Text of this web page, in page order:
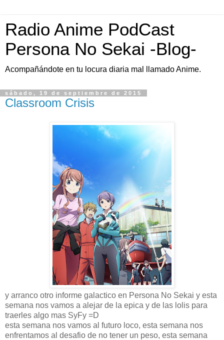
Radio Anime PodCast
Persona No Sekai -Blog-
Acompañándote en tu locura diaria mal llamado Anime.
sábado, 19 de septiembre de 2015
Classroom Crisis
y arranco otro informe galactico en Persona No Sekai y esta
semana nos vamos a alejar de la epica y de las lolis para
traerles algo mas SyFy =D
esta semana nos vamos al futuro loco, esta semana nos
enfrentamos al desafio de no tener un peso, esta semana